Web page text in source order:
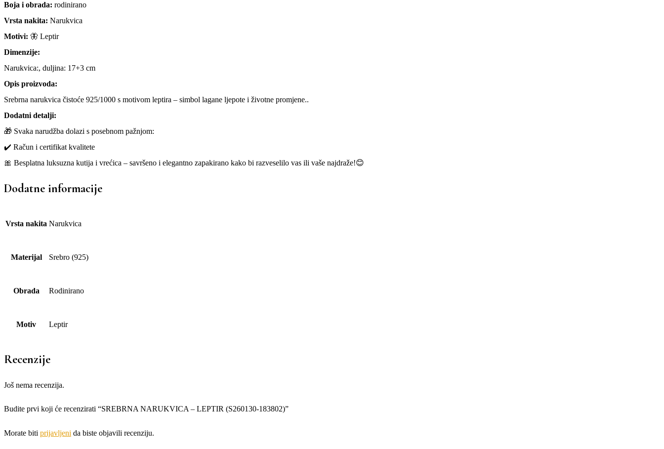
Boja i obrada: rodinirano
Vrsta nakita: Narukvica
Motivi: 🦋 Leptir
Dimenzije:
Narukvica:, duljina: 17+3 cm
Opis proizvoda:
Srebrna narukvica čistoće 925/1000 s motivom leptira – simbol lagane ljepote i životne promjene..
Dodatni detalji:
🎁 Svaka narudžba dolazi s posebnom pažnjom:
✔️ Račun i certifikat kvalitete
🎀 Besplatna luksuzna kutija i vrećica – savršeno i elegantno zapakirano kako bi razveselilo vas ili vaše najdraže!😊
Dodatne informacije
Vrsta nakita Narukvica
Materijal Srebro (925)
Obrada Rodinirano
Motiv Leptir
Recenzije
Još nema recenzija.
Budite prvi koji će recenzirati “SREBRNA NARUKVICA – LEPTIR (S260130-183802)”
Morate biti prijavljeni da biste objavili recenziju.